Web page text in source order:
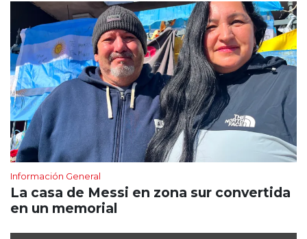
Información General
La casa de Messi en zona sur convertida
en un memorial